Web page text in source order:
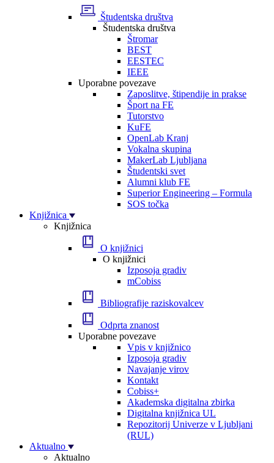
Študentska društva
Študentska društva
Štromar
BEST
EESTEC
IEEE
Uporabne povezave
Zaposlitve, štipendije in prakse
Šport na FE
Tutorstvo
KuFE
OpenLab Kranj
Vokalna skupina
MakerLab Ljubljana
Študentski svet
Alumni klub FE
Superior Engineering – Formula
SOS točka
Knjižnica
Knjižnica
O knjižnici
O knjižnici
Izposoja gradiv
mCobiss
Bibliografije raziskovalcev
Odprta znanost
Uporabne povezave
Vpis v knjižnico
Izposoja gradiv
Navajanje virov
Kontakt
Cobiss+
Akademska digitalna zbirka
Digitalna knjižnica UL
Repozitorij Univerze v Ljubljani
(RUL)
Aktualno
Aktualno